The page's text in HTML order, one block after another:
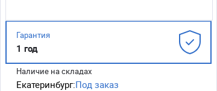
Гарантия
1 год
Наличие на складах
Екатеринбург:Под заказ